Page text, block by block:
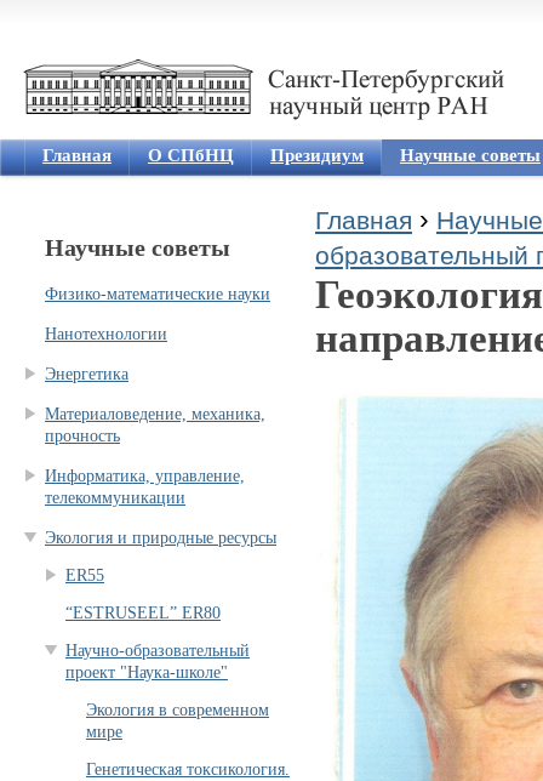
Главная О СПбНЦ Президиум Научные советы
Вы здесь
Главная ›
образовательный
Научные советы
Физико-математические науки
Нанотехнологии
Энергетика
Материаловедение, механика,
прочность
Информатика, управление,
телекоммуникации
Экология и природные ресурсы
ER55
“ESTRUSEEL” ER80
Научно-образовательный
проект "Наука-школе"
Экология в современном
мире
Генетическая токсикология.